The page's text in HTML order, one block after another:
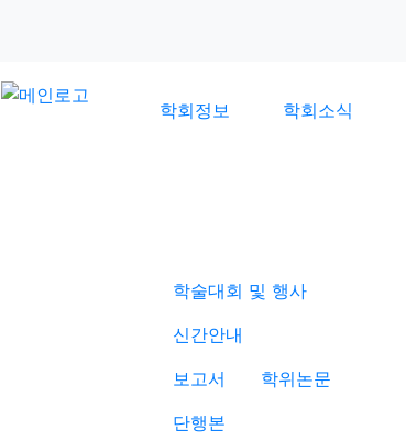
학회정보 학회소식
학술대회 및 행사
신간안내
보고서
학위논문
단행본